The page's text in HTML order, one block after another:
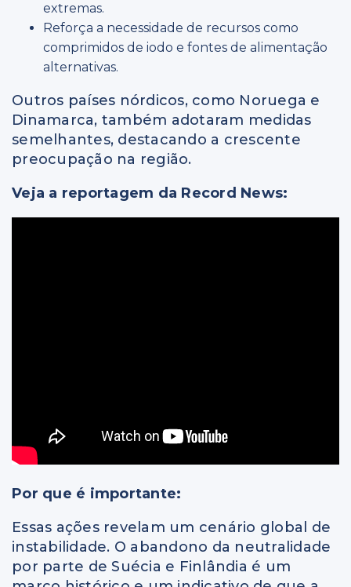
extremas.
Reforça a necessidade de recursos como
comprimidos de iodo e fontes de alimentação
alternativas.
Outros países nórdicos, como Noruega e
Dinamarca, também adotaram medidas
semelhantes, destacando a crescente
preocupação na região.
Veja a reportagem da Record News:
Por que é importante:
Essas ações revelam um cenário global de
instabilidade. O abandono da neutralidade
por parte de Suécia e Finlândia é um